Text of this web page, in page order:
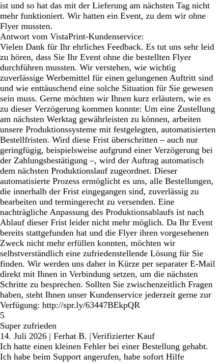
ist und so hat das mit der Lieferung am nächsten Tag nicht
mehr funktioniert. Wir hatten ein Event, zu dem wir ohne
Flyer mussten.
Antwort vom VistaPrint-Kundenservice:
Vielen Dank für Ihr ehrliches Feedback. Es tut uns sehr leid
zu hören, dass Sie Ihr Event ohne die bestellten Flyer
durchführen mussten. Wir verstehen, wie wichtig
zuverlässige Werbemittel für einen gelungenen Auftritt sind
und wie enttäuschend eine solche Situation für Sie gewesen
sein muss. Gerne möchten wir Ihnen kurz erläutern, wie es
zu dieser Verzögerung kommen konnte: Um eine Zustellung
am nächsten Werktag gewährleisten zu können, arbeiten
unsere Produktionssysteme mit festgelegten, automatisierten
Bestellfristen. Wird diese Frist überschritten – auch nur
geringfügig, beispielsweise aufgrund einer Verzögerung bei
der Zahlungsbestätigung –, wird der Auftrag automatisch
dem nächsten Produktionslauf zugeordnet. Dieser
automatisierte Prozess ermöglicht es uns, alle Bestellungen,
die innerhalb der Frist eingegangen sind, zuverlässig zu
bearbeiten und termingerecht zu versenden. Eine
nachträgliche Anpassung des Produktionsablaufs ist nach
Ablauf dieser Frist leider nicht mehr möglich. Da Ihr Event
bereits stattgefunden hat und die Flyer ihren vorgesehenen
Zweck nicht mehr erfüllen konnten, möchten wir
selbstverständlich eine zufriedenstellende Lösung für Sie
finden. Wir werden uns daher in Kürze per separater E-Mail
direkt mit Ihnen in Verbindung setzen, um die nächsten
Schritte zu besprechen. Sollten Sie zwischenzeitlich Fragen
haben, steht Ihnen unser Kundenservice jederzeit gerne zur
Verfügung: http://spr.ly/63447BEkpQR
5
Super zufrieden
14. Juli 2026 | Ferhat B. |Verifizierter Kauf
Ich hatte einen kleinen Fehler bei einer Bestellung gehabt.
Ich habe beim Support angerufen, habe sofort Hilfe